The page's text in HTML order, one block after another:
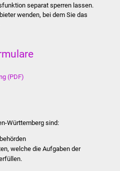
Kolping-Musikschule
Soziale Einrichtungen
Fachteam Jugend
separat sperren lassen.
wenden, bei dem Sie das
(PDF)
Württemberg sind:
welche die Aufgaben der